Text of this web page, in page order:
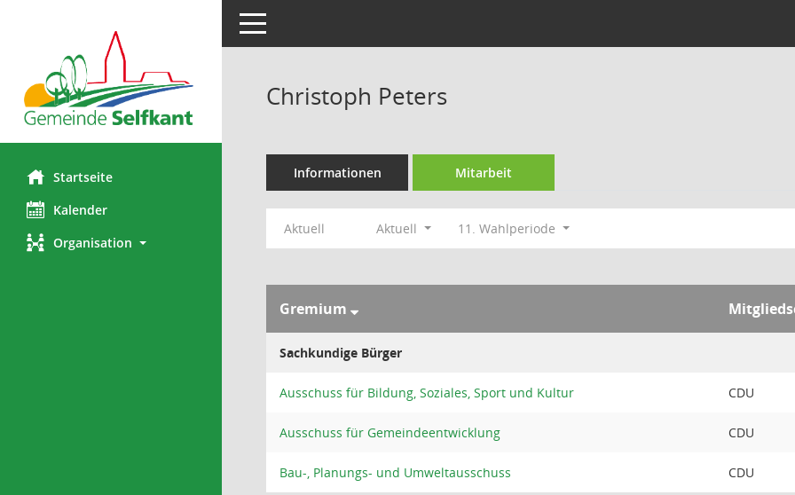
Startseite
Kalender
Organisation
Toggle navigation
Christoph Peters
Informationen Mitarbeit
Aktuell Aktuell 11. Wahlperiode
Gremium
Sachkundige Bürger
Ausschuss für Bildung, Soziales, Sport und Kultur CDU
Ausschuss für Gemeindeentwicklung CDU
Bau-, Planungs- und Umweltausschuss CDU